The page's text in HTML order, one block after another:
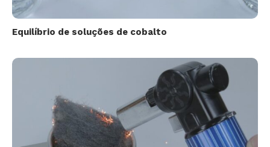
Equilíbrio de soluções de cobalto